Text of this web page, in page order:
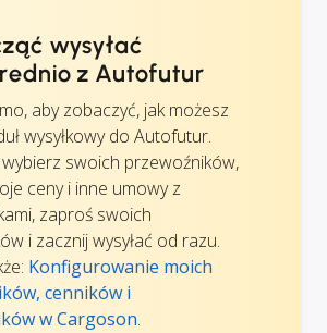
wysyłać
z Autofutur
aby zobaczyć, jak możesz
wysyłkowy do Autofutur.
swoich przewoźników,
ceny i inne umowy z
zaproś swoich
i zacznij wysyłać od razu.
Konfigurowanie moich
cenników i
w Cargoson.